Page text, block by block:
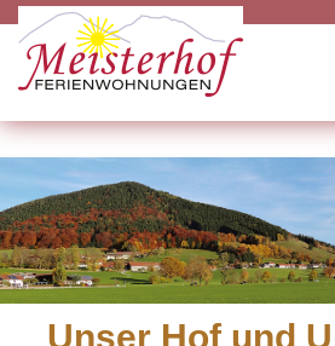
Unser Hof und